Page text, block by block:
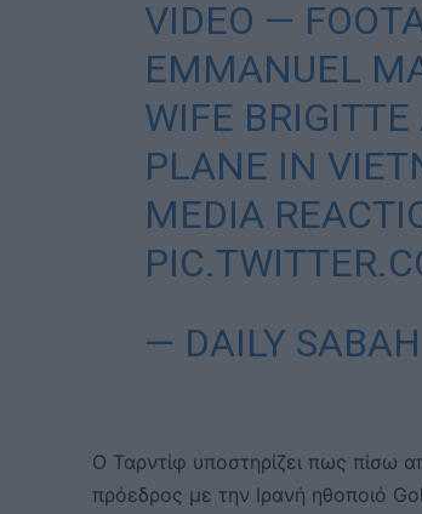
VIDEO —
EMMANUEL
WIFE BRIGITTE
PLANE IN
MEDIA
— DAILY
Ο Ταρντίφ υποστηρίζει πως πίσω
πρόεδρος με την Ιρανή ηθοποιό